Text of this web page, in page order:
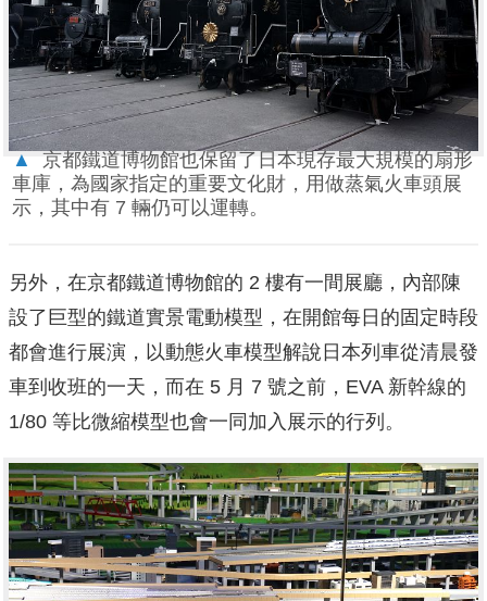
▲
京都鐵道博物館也保留了日本現存最大規模的扇形
車庫，為國家指定的重要文化財，用做蒸氣火車頭展
示，其中有 7 輛仍可以運轉。
另外，在京都鐵道博物館的 2 樓有一間展廳，內部陳
設了巨型的鐵道實景電動模型，在開館每日的固定時段
都會進行展演，以動態火車模型解說日本列車從清晨發
車到收班的一天，而在 5 月 7 號之前，EVA 新幹線的
1/80 等比微縮模型也會一同加入展示的行列。